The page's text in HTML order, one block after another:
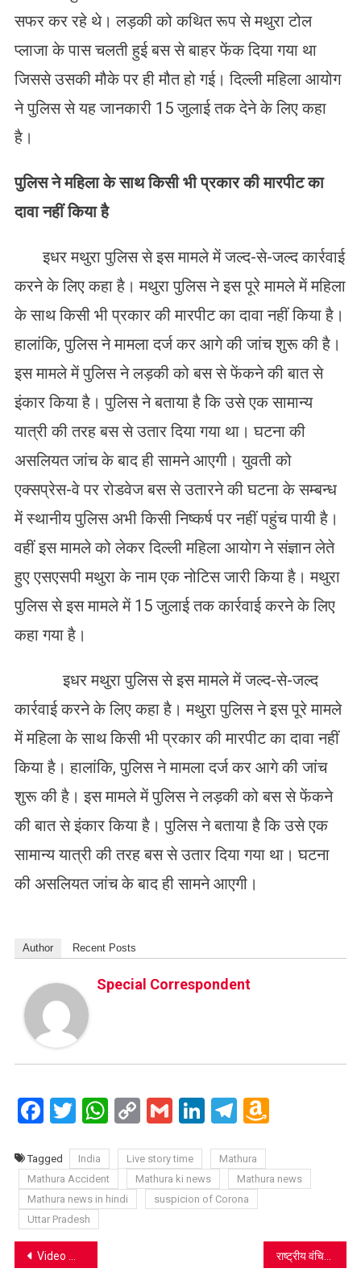
सफर कर रहे थे। लड़की को कथित रूप से मथुरा टोल
प्लाजा के पास चलती हुई बस से बाहर फेंक दिया गया था
जिससे उसकी मौके पर ही मौत हो गई। दिल्ली महिला आयोग
ने पुलिस से यह जानकारी 15 जुलाई तक देने के लिए कहा
है।
पुलिस ने महिला के साथ किसी भी प्रकार की मारपीट का
दावा नहीं किया है
इधर मथुरा पुलिस से इस मामले में जल्द-से-जल्द कार्रवाई
करने के लिए कहा है। मथुरा पुलिस ने इस पूरे मामले में महिला
के साथ किसी भी प्रकार की मारपीट का दावा नहीं किया है।
हालांकि, पुलिस ने मामला दर्ज कर आगे की जांच शुरू की है।
इस मामले में पुलिस ने लड़की को बस से फेंकने की बात से
इंकार किया है। पुलिस ने बताया है कि उसे एक सामान्य
यात्री की तरह बस से उतार दिया गया था। घटना की
असलियत जांच के बाद ही सामने आएगी। युवती को
एक्सप्रेस-वे पर रोडवेज बस से उतारने की घटना के सम्बन्ध
में स्थानीय पुलिस अभी किसी निष्कर्ष पर नहीं पहुंच पायी है।
वहीं इस मामले को लेकर दिल्ली महिला आयोग ने संज्ञान लेते
हुए एसएसपी मथुरा के नाम एक नोटिस जारी किया है। मथुरा
पुलिस से इस मामले में 15 जुलाई तक कार्रवाई करने के लिए
कहा गया है।
इधर मथुरा पुलिस से इस मामले में जल्द-से-जल्द
कार्रवाई करने के लिए कहा है। मथुरा पुलिस ने इस पूरे मामले
में महिला के साथ किसी भी प्रकार की मारपीट का दावा नहीं
किया है। हालांकि, पुलिस ने मामला दर्ज कर आगे की जांच
शुरू की है। इस मामले में पुलिस ने लड़की को बस से फेंकने
की बात से इंकार किया है। पुलिस ने बताया है कि उसे एक
सामान्य यात्री की तरह बस से उतार दिया गया था। घटना
की असलियत जांच के बाद ही सामने आएगी।
Author Recent Posts
Special Correspondent
Facebook
TwitterWhatsApp
CopyGmailLinkedIn
Telegram
List
Tagged India Live story time
Mathura
Mathura Accident
Mathura ki news
Mathura news
Mathura news in hindi
suspicion of Corona
Uttar Pradesh
Post
Video आठ पुलिस वालों के हत्यारे विकास दुबे को सिपाही ने पीटा, देखें वीडियो राष्ट्रीय वंचित पार्टी ने किया अनोखा काम, देखें वीडियो